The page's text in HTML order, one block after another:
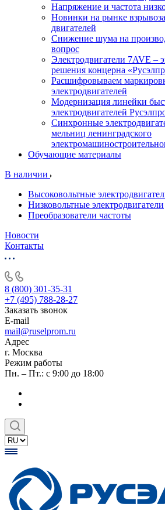
Напряжение и частота
Новинки на рынке
двигателей
Снижение шума на
вопрос
Электродвигатели 7AVE –
решения концерна
Расшифровываем
электродвигателей
Модернизация линейки
электродвигателей
Синхронные
мельниц ленинградского
Обучающие материалы
В наличии
Высоковольтные
Низковольтные электродвигатели
Преобразователи частоты
Новости
Контакты
8 (800) 301-35-31
+7 (495) 788-28-27
Заказать звонок
E-mail
mail@ruselprom.ru
Адрес
г. Москва
Режим работы
Пн. – Пт.: с 9:00 до 18:00